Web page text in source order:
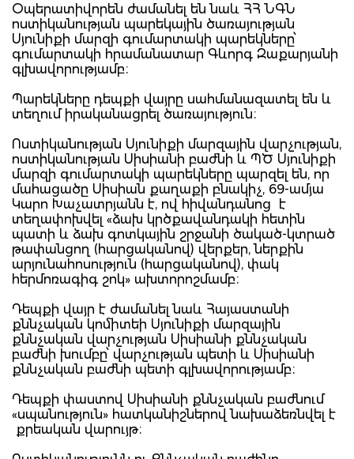
Օպերատիվորեն ժամանել են նաև ՀՀ ՆԳՆ
ոստիկանության պարեկային ծառայության
Սյունիքի մարզի գումարտակի պարեկները՝
գումարտակի հրամանատար Գևորգ Զաքարյանի
գլխավորությամբ։
Պարեկները դեպքի վայրը սահմանազատել են և
տեղում իրականացրել ծառայություն։
Ոստիկանության Սյունիքի մարզային վարչության,
ոստիկանության Սիսիանի բաժնի և ՊԾ Սյունիքի
մարզի գումարտակի պարեկները պարզել են, որ
մահացածը Սիսիան քաղաքի բնակիչ, 69-ամյա
Կարո Խաչատրյանն է, ով հիվանդանոց է
տեղափոխվել «ձախ կրծքավանդակի հետին
պատի և ձախ գոտկային շրջանի ծակած-կտրած
թափանցող (հարցականով) վերքեր, ներքին
արյունահոսություն (հարցականով), փակ
հերմոռագիգ շոկ» ախտորոշմամբ։
Դեպքի վայր է ժամանել նաև Հայաստանի
քննչական կոմիտեի Սյունիքի մարզային
քննչական վարչության Սիսիանի քննչական
բաժնի խումբը՝ վարչության պետի և Սիսիանի
քննչական բաժնի պետի գլխավորությամբ։
Դեպքի փաստով Սիսիանի քննչական բաժնում
«սպանություն» հատկանիշներով նախաձեռնվել է
քրեական վարույթ։